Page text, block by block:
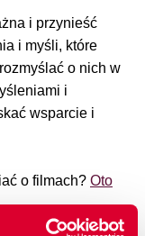
i przynieść
i myśli, które
o nich w
i
wsparcie i
o filmach? Oto